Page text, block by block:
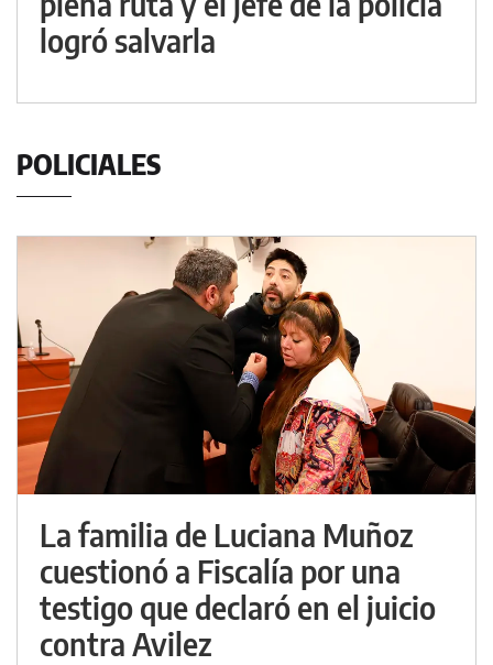
logró salvarla
POLICIALES
La familia de Luciana Muñoz
cuestionó a Fiscalía por una
testigo que declaró en el juicio
contra Avilez